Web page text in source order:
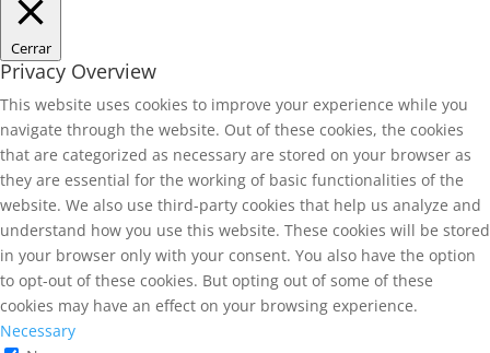
Cerrar
Privacy Overview
This website uses cookies to improve your experience while you
navigate through the website. Out of these cookies, the cookies
that are categorized as necessary are stored on your browser as
they are essential for the working of basic functionalities of the
website. We also use third-party cookies that help us analyze and
understand how you use this website. These cookies will be stored
in your browser only with your consent. You also have the option
to opt-out of these cookies. But opting out of some of these
cookies may have an effect on your browsing experience.
Necessary